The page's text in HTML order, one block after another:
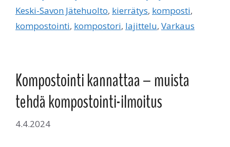
Keski-Savon Jätehuolto, kierrätys, komposti,
kompostointi, kompostori, lajittelu, Varkaus
Kompostointi kannattaa – muista
tehdä kompostointi-ilmoitus
4.4.2024